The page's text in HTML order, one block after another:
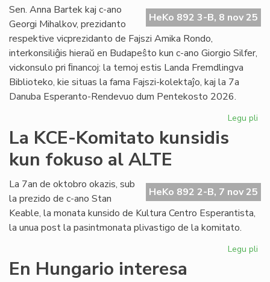
en
la
Movada
Foiro
HeKo 892 3-B, 8 nov 25
Sen. Anna Bartek kaj c-ano
Georgi Mihalkov, prezidanto
respektive vicprezidanto de Fajszi Amika Rondo,
interkonsiliĝis hieraŭ en Budapeŝto kun c-ano Giorgio Silfer,
vickonsulo pri ﬁnancoj: la temoj estis Landa Fremdlingva
Biblioteko, kie situas la fama Fajszi-kolektaĵo, kaj la 7a
Danuba Esperanto-Rendevuo dum Pentekosto 2026.
Legu pli
La KCE-Komitato kunsidis
kun fokuso al ALTE
HeKo 892 2-B, 7 nov 25
La 7an de oktobro okazis, sub
la prezido de c-ano Stan
Keable, la monata kunsido de Kultura Centro Esperantista,
la unua post la pasintmonata plivastigo de la komitato.
Legu pli
En Hungario interesa